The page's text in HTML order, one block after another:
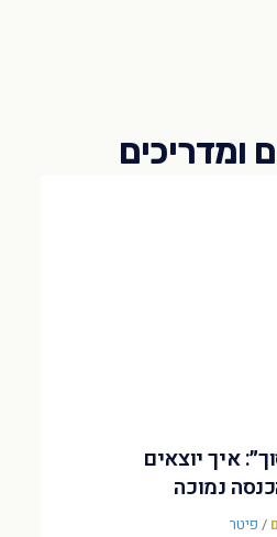
איך יוצאים
נמוכה
/ פיטר